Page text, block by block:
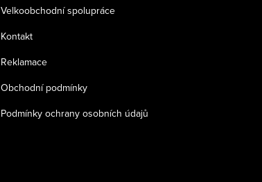
Velkoobchodní spolupráce
Kontakt
Reklamace
Obchodní podmínky
Podmínky ochrany osobních údajů